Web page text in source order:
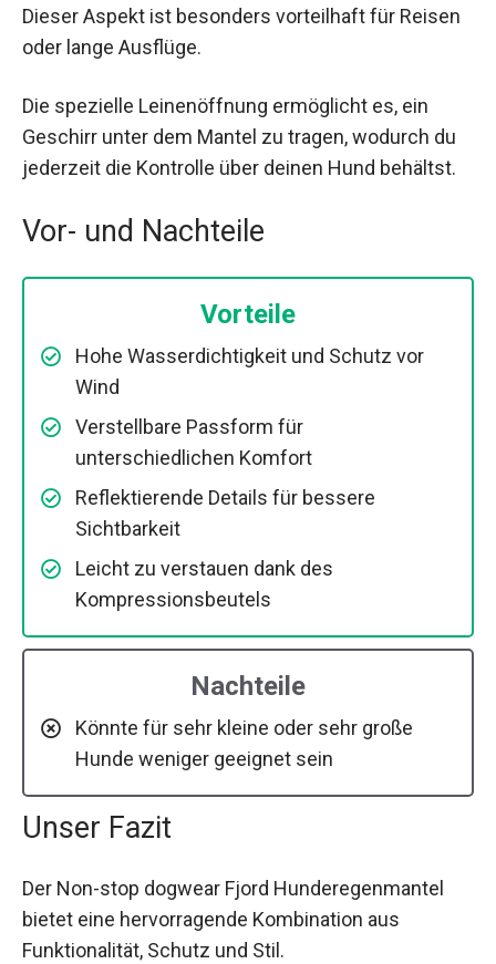
Dieser Aspekt ist besonders vorteilhaft für Reisen
oder lange Ausflüge.
Die spezielle Leinenöffnung ermöglicht es, ein
Geschirr unter dem Mantel zu tragen, wodurch du
jederzeit die Kontrolle über deinen Hund behältst.
Vor- und Nachteile
Vorteile
Hohe Wasserdichtigkeit und Schutz vor
Wind
Verstellbare Passform für
unterschiedlichen Komfort
Reflektierende Details für bessere
Sichtbarkeit
Leicht zu verstauen dank des
Kompressionsbeutels
Nachteile
Könnte für sehr kleine oder sehr große
Hunde weniger geeignet sein
Unser Fazit
Der Non-stop dogwear Fjord Hunderegenmantel
bietet eine hervorragende Kombination aus
Funktionalität, Schutz und Stil.